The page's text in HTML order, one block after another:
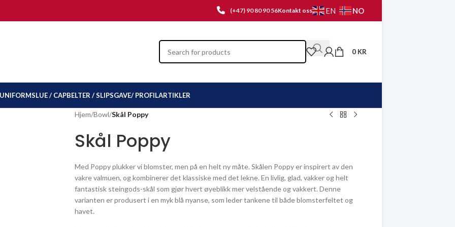
(+47) 90 80 90 56Kontakt oss EN NO
0 KR
UNIFORMSLUE / CAPBELTER / SLIPSGAVE/ PROFILARTIKLER
Hjem/Bowl/Skål Poppy
Skål Poppy
Med Poppy plukker vi blomster, men på en helt ny måte. Skålen Poppy er inspirert av den
vakre valmuen, og kombinerer det klassiske med det lekne. En livlig, glad, vakker og helt
fantastisk steingods-skål som gjør hvert øyeblikk mer velstående og vakkert. Denne
varianten er produsert i en myk blå nyanse, som leder tankene til både blomsterfeltet og
havet.